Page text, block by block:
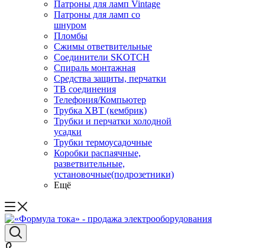
Патроны для ламп Vintage
Патроны для ламп со
шнуром
Пломбы
Сжимы ответвительные
Соединители SKOTCH
Спираль монтажная
Средства защиты, перчатки
ТВ соединения
Телефония/Компьютер
Трубка ХВТ (кембрик)
Трубки и перчатки холодной
усадки
Трубки термоусадочные
Коробки распаячные,
разветвительные,
установочные(подрозетники)
Ещё